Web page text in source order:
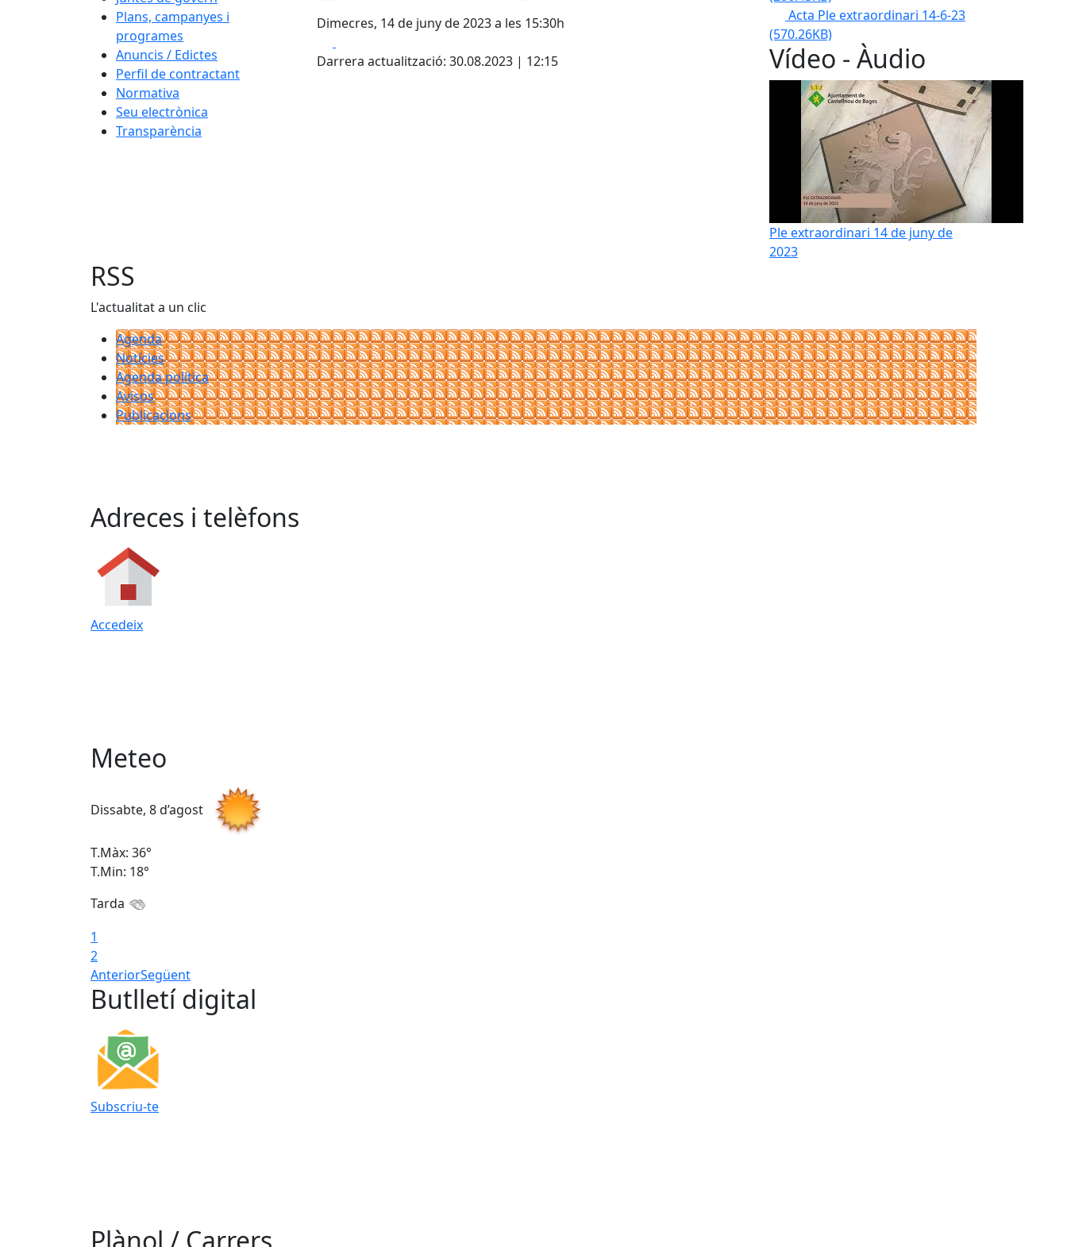
Plans, campanyes i
programes
Anuncis / Edictes
Perfil de contractant
Normativa
Seu electrònica
Transparència
Dimecres, 14 de juny de 2023 a les 15:30h
Darrera actualització: 30.08.2023 | 12:15
Acta Ple extraordinari 14-6-23
(570.26KB)
Vídeo - Àudio
Ple extraordinari 14 de juny de
2023
RSS
L'actualitat a un clic
Agenda
Notícies
Agenda política
Avisos
Publicacions
Adreces i telèfons
Accedeix
Meteo
Dissabte, 8 d’agost
T.Màx: 36°
T.Min: 18°
Tarda
1
2
AnteriorSegüent
Butlletí digital
Subscriu-te
Plànol / Carrers